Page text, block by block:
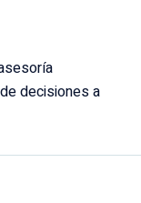
decisiones a